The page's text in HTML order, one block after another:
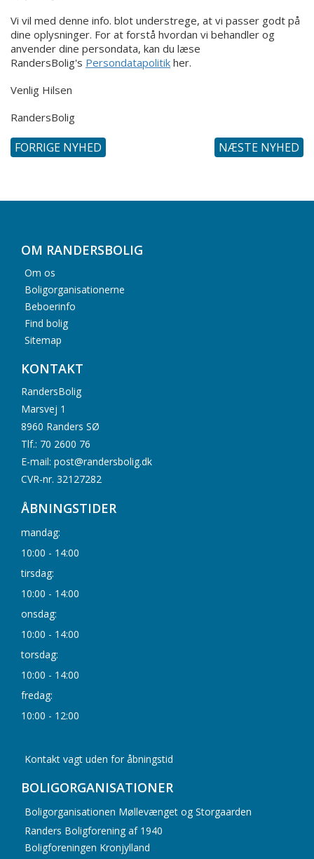
Vi vil med denne info. blot understrege, at vi passer godt på
dine oplysninger. For at forstå hvordan vi behandler og
anvender dine persondata, kan du læse
RandersBolig's Persondatapolitik her.
Venlig Hilsen
RandersBolig
FORRIGE NYHED NÆSTE NYHED
OM RANDERSBOLIG
Om os
Boligorganisationerne
Beboerinfo
Find bolig
Sitemap
KONTAKT
RandersBolig
Marsvej 1
8960 Randers SØ
Tlf.: 70 2600 76
E-mail: post@randersbolig.dk
CVR-nr. 32127282
ÅBNINGSTIDER
mandag:
10:00 - 14:00
tirsdag:
10:00 - 14:00
onsdag:
10:00 - 14:00
torsdag:
10:00 - 14:00
fredag:
10:00 - 12:00
Kontakt vagt uden for åbningstid
BOLIGORGANISATIONER
Boligorganisationen Møllevænget og Storgaarden
Randers Boligforening af 1940
Boligforeningen Kronjylland